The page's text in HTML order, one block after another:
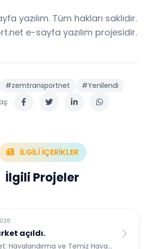
yazılım. Tüm hakları saklıdır.
e-sayfa yazılım projesidir.
#zemtransportnet
#Yenilendi
İLGİLİ İÇERİKLER
İlgili Projeler
açıldı.
Havalandırma ve Temiz Hava